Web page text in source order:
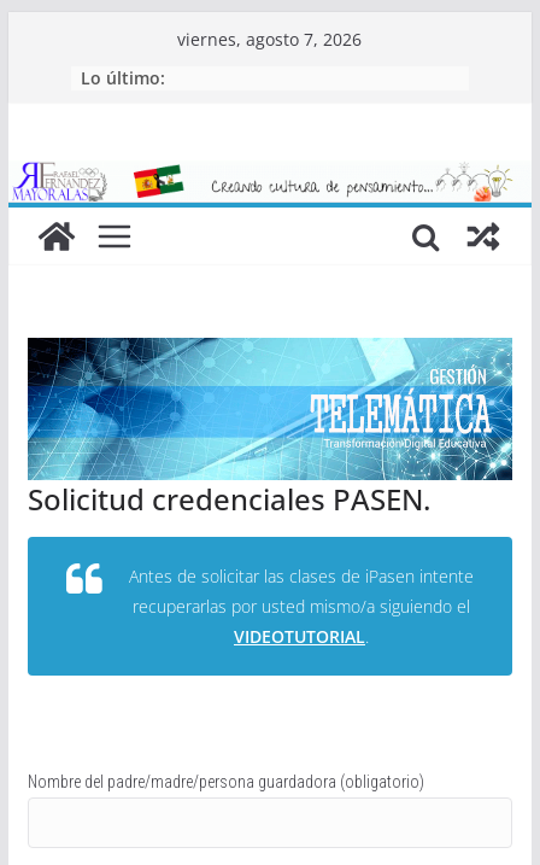
viernes, agosto 7, 2026
Lo último:
Solicitud credenciales PASEN.
Antes de solicitar las clases de iPasen intente
recuperarlas por usted mismo/a siguiendo el
VIDEOTUTORIAL.
Nombre del padre/madre/persona guardadora (obligatorio)